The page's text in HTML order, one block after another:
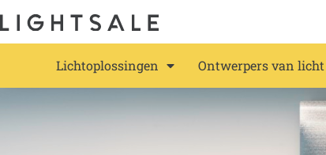
Lichtoplossingen Ontwerpers van licht